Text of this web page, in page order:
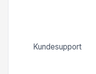
Kundesupport